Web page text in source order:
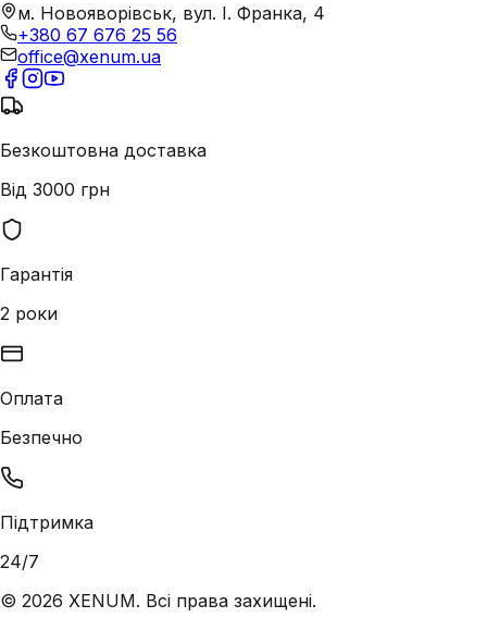
м. Новояворівськ, вул. І. Франка, 4
+380 67 676 25 56
office@xenum.ua
Безкоштовна доставка
Від 3000 грн
Гарантія
2 роки
Оплата
Безпечно
Підтримка
24/7
© 2026 XENUM. Всі права захищені.